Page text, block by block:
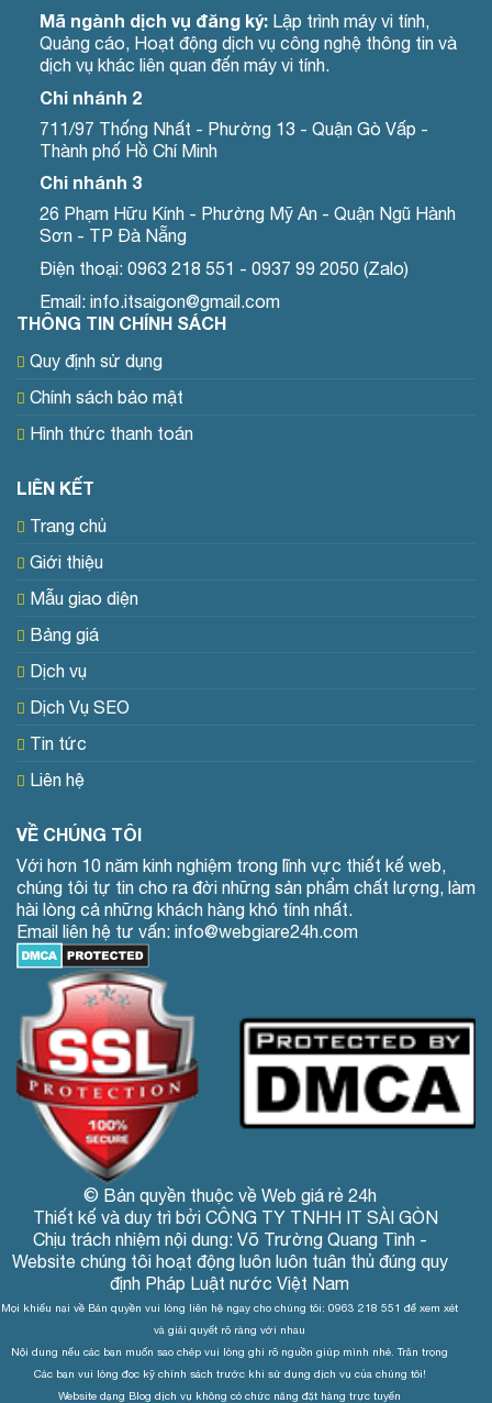
Mã ngành dịch vụ đăng ký:Lập trình máy vi tính,
Quảng cáo, Hoạt động dịch vụ công nghệ thông tin và
dịch vụ khác liên quan đến máy vi tính.
Chi nhánh 2
711/97 Thống Nhất - Phường 13 - Quận Gò Vấp -
Thành phố Hồ Chí Minh
Chi nhánh 3
26 Phạm Hữu Kính - Phường Mỹ An - Quận Ngũ Hành
Sơn - TP Đà Nẵng
Điện thoại: 0963 218 551 - 0937 99 2050 (Zalo)
Email: info.itsaigon@gmail.com
THÔNG TIN CHÍNH SÁCH
Quy định sử dụng
Chính sách bảo mật
Hình thức thanh toán
LIÊN KẾT
Trang chủ
Giới thiệu
Mẫu giao diện
Bảng giá
Dịch vụ
Dịch Vụ SEO
Tin tức
Liên hệ
VỀ CHÚNG TÔI
Với hơn 10 năm kinh nghiệm trong lĩnh vực thiết kế web,
chúng tôi tự tin cho ra đời những sản phẩm chất lượng, làm
hài lòng cả những khách hàng khó tính nhất.
Email liên hệ tư vấn: info@webgiare24h.com
© Bản quyền thuộc về Web giá rẻ 24h
Thiết kế và duy trì bởi CÔNG TY TNHH IT SÀI GÒN
Chịu trách nhiệm nội dung: Võ Trường Quang Tình -
Website chúng tôi hoạt động luôn luôn tuân thủ đúng quy
định Pháp Luật nước Việt Nam
Mọi khiếu nại về Bản quyền vui lòng liên hệ ngay cho chúng tôi: 0963 218 551 để xem xét
và giải quyết rõ ràng với nhau
Nội dung nếu các bạn muốn sao chép vui lòng ghi rõ nguồn giúp mình nhé. Trân trọng
Các bạn vui lòng đọc kỹ chính sách trước khi sử dụng dịch vụ của chúng tôi!
Website dạng Blog dịch vụ không có chức năng đặt hàng trực tuyến